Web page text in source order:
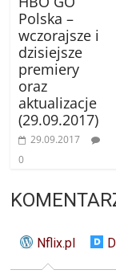
Polska –
wczorajsze i
dzisiejsze
premiery
oraz
aktualizacje
(29.09.2017)
29.09.2017
0
Nflix.pl